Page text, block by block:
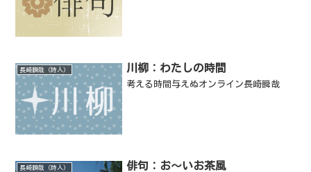
長崎瞬哉（詩人） 川柳：わたしの時間
考える時間与えぬオンライン長崎瞬哉
長崎瞬哉（詩人） 俳句：お～いお茶風